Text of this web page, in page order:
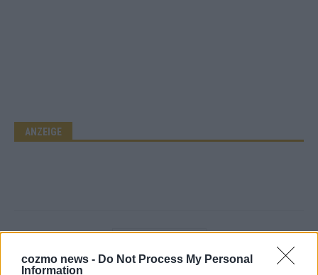
cozmo news - Do Not Process My Personal
Information
ANZEIGE